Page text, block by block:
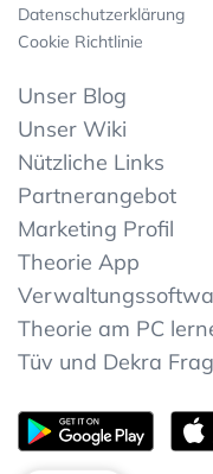
Datenschutzerklärung
Cookie Richtlinie
Unser Blog
Unser Wiki
Nützliche Links
Partnerangebot
Marketing Profil
Theorie App
Theorie am PC
Tüv und Dekra